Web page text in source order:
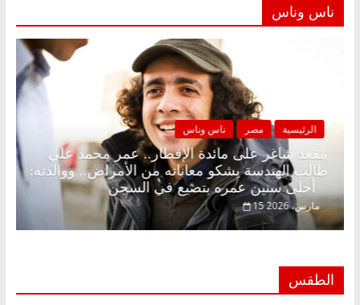
ناس وناس
الرئيسية مصر ناس وناس
مقعد شاغر على مائدة الإفطار.. عمر محمد علي
طالب الهندسة يشكو معاناته من الأمراض.. ووالدته:
15 مارس، 2026
الطقس